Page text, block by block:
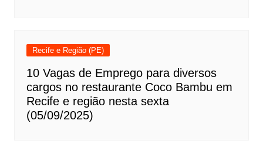
Recife e Região (PE)
10 Vagas de Emprego para diversos
cargos no restaurante Coco Bambu em
Recife e região nesta sexta
(05/09/2025)